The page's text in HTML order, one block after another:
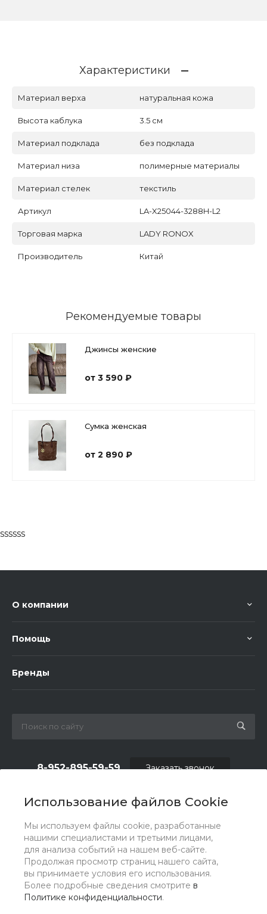
Использование файлов Cookie
Мы используем файлы cookie, разработанные
нашими специалистами и третьими лицами,
для анализа событий на нашем веб-сайте.
Продолжая просмотр страниц нашего сайта,
вы принимаете условия его использования.
Более подробные сведения смотрите в
Политике конфиденциальности.
Характеристики
Материал верха натуральная кожа
Высота каблука 3.5 см
Материал подклада без подклада
Материал низа полимерные материалы
Материал стелек текстиль
Артикул LA-X25044-3288H-L2
Торговая марка LADY RONOX
Производитель Китай
Рекомендуемые товары
Джинсы женские
от 3 590 ₽
Сумка женская
от 2 890 ₽
ssssss
О компании
Помощь
Бренды
shop.fas@list.ru
8-952-895-59-59
oas_reklama@list.ru
Заказать звонок